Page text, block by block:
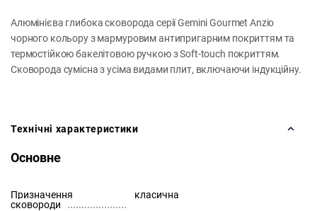
Алюмінієва глибока сковорода серії Gemini Gourmet Anzio
чорного кольору з мармуровим антипригарним покриттям та
термостійкою бакелітовою ручкою з Soft-touch покриттям.
Сковорода сумісна з усіма видами плит, включаючи індукційну.
Технічні характеристики
Основне
Призначення
сковороди
класична